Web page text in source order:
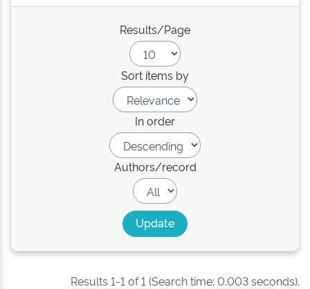
Results/Page
Sort items by
In order
Authors/record
Results 1-1 of 1 (Search time: 0.003 seconds).